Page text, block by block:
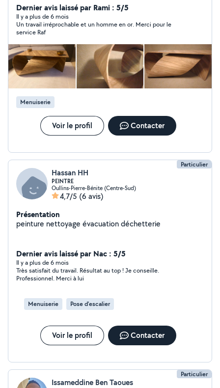
montage de meubles ainsi que la pose . Toutes les
photos sont mes propres réalisations et non pas des
photos prise par Google . On ne devient pas cuisiniste
du jour au lendemain mais avec des années
d'expérience . PS: je ne repasserai plus derrière des
cuisines mal posées ou des cuisines inachevés merci.
Dernier avis laissé par Rami : 5/5
Il y a plus de 6 mois
Un travail irréprochable et un homme en or. Merci pour le
service Raf
Menuiserie
Voir le profil Contacter
Particulier
Hassan HH
PEINTRE
Oullins-Pierre-Bénite (Centre-Sud)
4,7/5 (6 avis)
Présentation
peinture nettoyage évacuation déchetterie
Dernier avis laissé par Nac : 5/5
Il y a plus de 6 mois
Très satisfait du travail. Résultat au top ! Je conseille.
Professionnel. Merci à lui
Menuiserie Pose d'escalier
Voir le profil Contacter
Particulier
Issameddine Ben Taoues